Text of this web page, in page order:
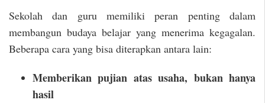
Sekolah dan guru memiliki peran penting dalam
membangun budaya belajar yang menerima kegagalan.
Beberapa cara yang bisa diterapkan antara lain:
Memberikan pujian atas usaha, bukan hanya
hasil